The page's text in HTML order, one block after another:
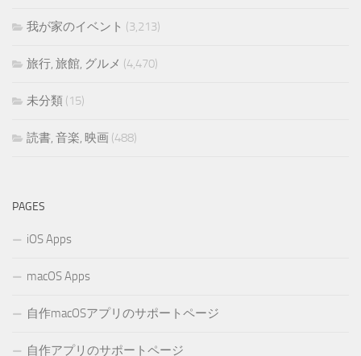
我が家のイベント (3,213)
旅行, 旅館, グルメ (4,470)
未分類 (15)
読書, 音楽, 映画 (488)
PAGES
iOS Apps
macOS Apps
自作macOSアプリのサポートページ
自作アプリのサポートページ